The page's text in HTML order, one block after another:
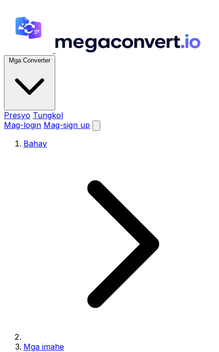
Mga Converter
Presyo Tungkol
Mag-login Mag-sign up
Bahay
Mga imahe